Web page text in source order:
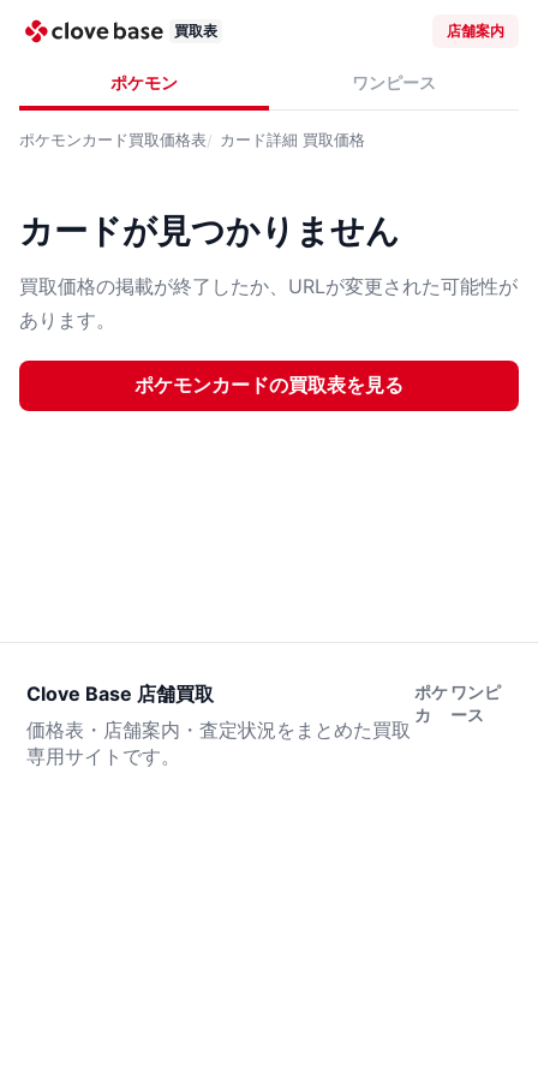
買取表 店舗案内
ポケモン ワンピース
ポケモンカード買取価格表 カード詳細 買取価格
カードが見つかりません
買取価格の掲載が終了したか、URLが変更された可能性が
あります。
ポケモンカードの買取表を見る
Clove Base 店舗買取
価格表・店舗案内・査定状況をまとめた買取
専用サイトです。
ポケ
カ
ワンピ
ース